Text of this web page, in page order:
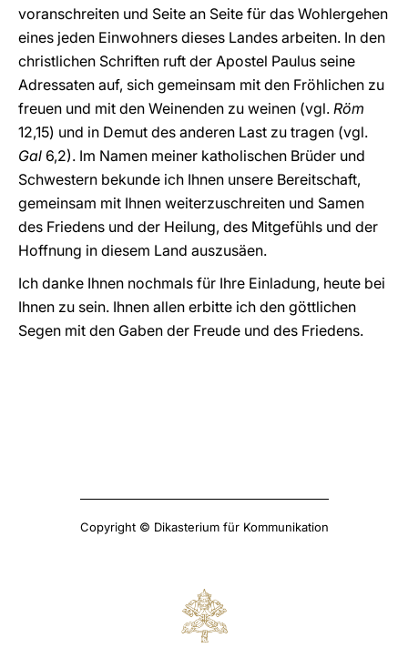
voranschreiten und Seite an Seite für das Wohlergehen
eines jeden Einwohners dieses Landes arbeiten. In den
christlichen Schriften ruft der Apostel Paulus seine
Adressaten auf, sich gemeinsam mit den Fröhlichen zu
freuen und mit den Weinenden zu weinen (vgl. Röm
12,15) und in Demut des anderen Last zu tragen (vgl.
Gal 6,2). Im Namen meiner katholischen Brüder und
Schwestern bekunde ich Ihnen unsere Bereitschaft,
gemeinsam mit Ihnen weiterzuschreiten und Samen
des Friedens und der Heilung, des Mitgefühls und der
Hoffnung in diesem Land auszusäen.
Ich danke Ihnen nochmals für Ihre Einladung, heute bei
Ihnen zu sein. Ihnen allen erbitte ich den göttlichen
Segen mit den Gaben der Freude und des Friedens.
Copyright © Dikasterium für Kommunikation